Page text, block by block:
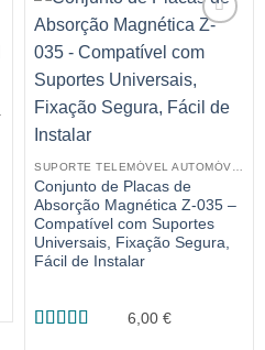
Conjunto de Placas de
Absorção Magnética Z-035 –
Compatível com Suportes
Universais, Fixação Segura,
Fácil de Instalar
6,00 €